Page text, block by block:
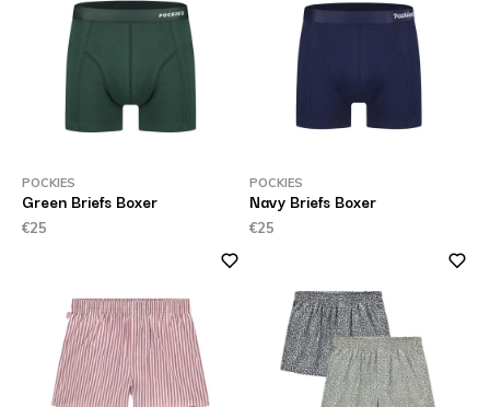
POCKIES
Green Briefs Boxer
€25
POCKIES
Navy Briefs Boxer
€25